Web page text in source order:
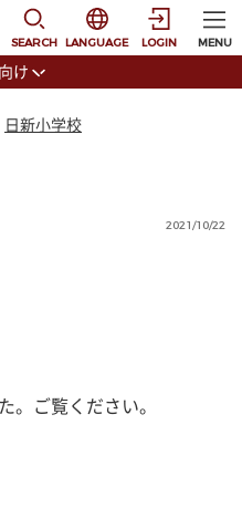
SEARCH
選択すると言語の切
LANGUAGE LOGIN MENU
け
日新小学校
2021/10/22
。ご覧ください。